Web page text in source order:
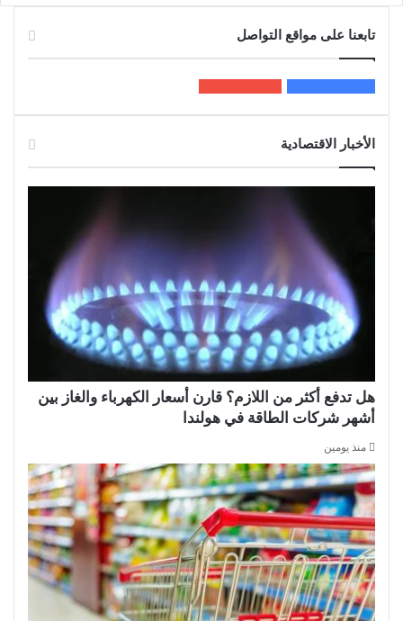
تابعنا على مواقع التواصل
الأخبار الاقتصادية
هل تدفع أكثر من اللازم؟ قارن أسعار الكهرباء والغاز بين
أشهر شركات الطاقة في هولندا
منذ يومين